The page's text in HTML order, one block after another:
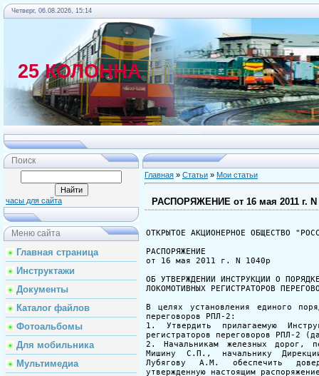
Четверг, 06.08.2026, 15:14
25 КОЛОННА
Поиск
часы для сайта
Меню сайта
Главная страница
Инструктажи
Документы
Каталог файлов
Фотоальбомы
Для мобильника
Мультимедиа
Главная » Статьи » Мои статьи
РАСПОРЯЖЕНИЕ от 16 мая 2011 г. N
ОТКРЫТОЕ АКЦИОНЕРНОЕ ОБЩЕСТВО "РОССИЙСКИЕ ЖЕЛЕЗНЫЕ ДОРОГИ"

РАСПОРЯЖЕНИЕ
от 16 мая 2011 г. N 1040р

ОБ УТВЕРЖДЕНИИ ИНСТРУКЦИИ О ПОРЯДКЕ ИСПОЛЬЗОВАНИЯ
ЛОКОМОТИВНЫХ РЕГИСТРАТОРОВ ПЕРЕГОВОРОВ РПЛ-2

В целях установления единого порядка использования локомотивных регистраторов переговоров РПЛ-2:
1. Утвердить прилагаемую Инструкцию о порядке использования локомотивных регистраторов переговоров РПЛ-2 (далее - Инструкция).
2. Начальникам железных дорог, первому заместителю начальника Дирекции тяги Мишину С.П., начальнику Дирекции по ремонту тягового подвижного состава Лубягову А.М. обеспечить доведение до сведения причастных работников утвержденную настоящим распоряжением Инструкцию и ее выполнение.
3. Признать утратившим силу с 1 июня 2011 г. распоряжение ОАО "РЖД" от 6 июля 2009 г. N 1429р "Об утверждении Технологической инструкции о порядке снятия, передачи и использования информации с использованием подсистемы автоматизированной записи, воспроизведения и хранения звуковых файлов локомотивного регистратора переговоров (РПЛ-2) в локомотивных депо ОАО "РЖД".
4. Первому заместителю начальника Дирекции тяги Мишину С.П., начальнику Дирекции по ремонту тягового подвижного состава Лубягову А.М., начальнику Департамента по организации, оплате и мотивации труда Саратову С.Ю. организовать в 2012 году разработку нормативов трудоемкости работ по снятию звуковых файлов с блока локомотивного регистратора на портативный компьютер и записи звуковых файлов в базу данных АСУТ.
5. Контроль за исполнением настоящего распоряжения оставляю за собой.

Вице-президент ОАО "РЖД"
А.В.ВОРОТИЛКИН





Утверждена
распоряжением ОАО "РЖД"
от 16 мая 2011 г. N 1040р

ИНСТРУКЦИЯ
О ПОРЯДКЕ ИСПОЛЬЗОВАНИЯ ЛОКОМОТИВНЫХ
РЕГИСТРАТОРОВ ПЕРЕГОВОРОВ РПЛ-2

1. Общие положения

1.1. Система автоматизированной записи, хранения и воспроизведения звуковых файлов локомотивного регистратора переговоров создана с целью контроля за выполнением установленного регламента переговоров при поездной и маневровой работе на инфраструктуре ОАО "РЖД", повышения качества расследования причин событий, связанных с нарушением безопасности движения, а также повышения уровня подготовки локомотивных бригад.
1.2. Локомотивные регистраторы переговоров РПЛ-2 и модифицированные РПЛ-2М2 предназначены для регистрации регламента служебных переговоров между членами локомотивной бригады и переговоров по поездной радиосвязи в процессе поездки, передачи и хранения на серверах Информационно-вычислительных центров (далее - ИВЦ), а также прослушивания звуковых файлов РПЛ в Автоматизированной системе управления локомотивным комплексом (АСУТ).
1.3. На рабочих местах работников, ответственных за запись в базы данных и прослушивание звуковых файлов РПЛ, должно использоваться специализированное программное обеспечение.
1.4. Требования настоящей Инструкции обязательны для работников эксплуатационных и ремонтных локомотивных депо, дирекций тяги и по ремонту тягового подвижного состава.

2. Порядок использования регистраторов переговоров РПЛ-2
с интегрированным модулем памяти

В разделе определен порядок использования локомотивных регистраторов, установленных на локомотивы в период 2008 - 2009, при использовании которых предусмотрена запись звуковых файлов РПЛ на серверы ИВЦ ремонтным персоналом при проведении технического обслуживания и текущих видов ремонта тягового подвижного состава.
2.1. Начальники ремонтных локомотивных депо, осуществляющих техническое обслуживание и текущий ремонт локомотивов, оборудованных регистраторами переговоров, своими приказами устанавливают:
- порядок технического обслуживания и ремонта локомотивных регистраторов с внесением соответствующих дополнений в технологическую документацию;
- порядок ведения и место хранения журнала "Техническое состояние РПЛ-2 и РПЛ-2М";
- персональную ответственность работников ремонтных локомотивных депо за сохранность оборудования регистраторов при нахождении локомотивов в ремонтных депо;
- работников, ответственных за своевременный съем звуковых файлов с локомотивных регистраторов, запись на серверы ИВЦ звуковых файлов РПЛ в ходе проведения технического обслуживания или текущих ремонтов локомотивов;
- порядок ведения отчетности.
2.2. При каждом заходе локомотивов на техническое обслуживание или ремонт назначенный работник ремонтного депо удостоверяется в исправности оборудования регистраторов, производит съем информации с локомотивного регистратора и далее в течение текущей рабочей смены производит запись звуковых файлов РПЛ на сервер ИВЦ.
2.3. В ремонтном локомотивном депо, осуществляющем обслуживание локомотивов, оборудованных регистраторами, ведется учет технического состояния локомотивных регистраторов в специальном журнале "Техническое состояние РПЛ-2 и РПЛ-2М", в котором регистрируется следующая информация: дата записи в журнале, серия ТПС, N ТПС, депо приписки ТПС, заводской N регистратора РПЛ, техническое состояние регистратора РПЛ и его оборудования, дата ремонта РПЛ (заполняется при выполнении ремонта), примечание (регистрация проведенных работ и т.д.). Разделы журнала могут включать в себя и дополнительные разделы, предусмотренные приказом по депо.
2.4. Ремонтные локомотивные депо должны быть обеспечены запасными, исправными и опломбированными в установленном порядке блоками РПЛ-2 и модулями микрофонов для замены снимаемых с локомотивов для периодического осмотра или по неисправности, а также запасом других комплектующих по нормам, но не менее 10% от общего количества устройств.
2.5. Ежемесячно главный инженер ремонтного локомотивного депо осуществляет проверку полноты и правильности ведения журнала "Техническое состояние РПЛ-2 и РПЛ-2М" с соответствующей отметкой.
2.6. Начальники эксплуатационных локомотивных депо своими приказами устанавливают:
- порядок взаимодействия с ремонтными локомотивными депо, осуществляющими запись звуковых файлов на серверы ИВЦ и